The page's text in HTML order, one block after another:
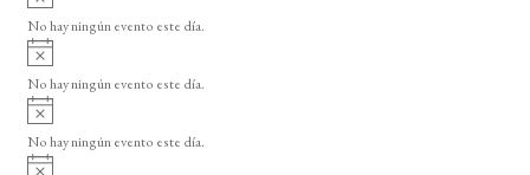
o
v
i
o
No hay ningún evento este día.
A
v
i
o
No hay ningún evento este día.
A
v
i
No hay ningún evento este día.
A